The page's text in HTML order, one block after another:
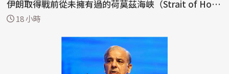
伊朗取得戰前從未擁有過的荷莫茲海峽（Strait of Ho
r...18 小時